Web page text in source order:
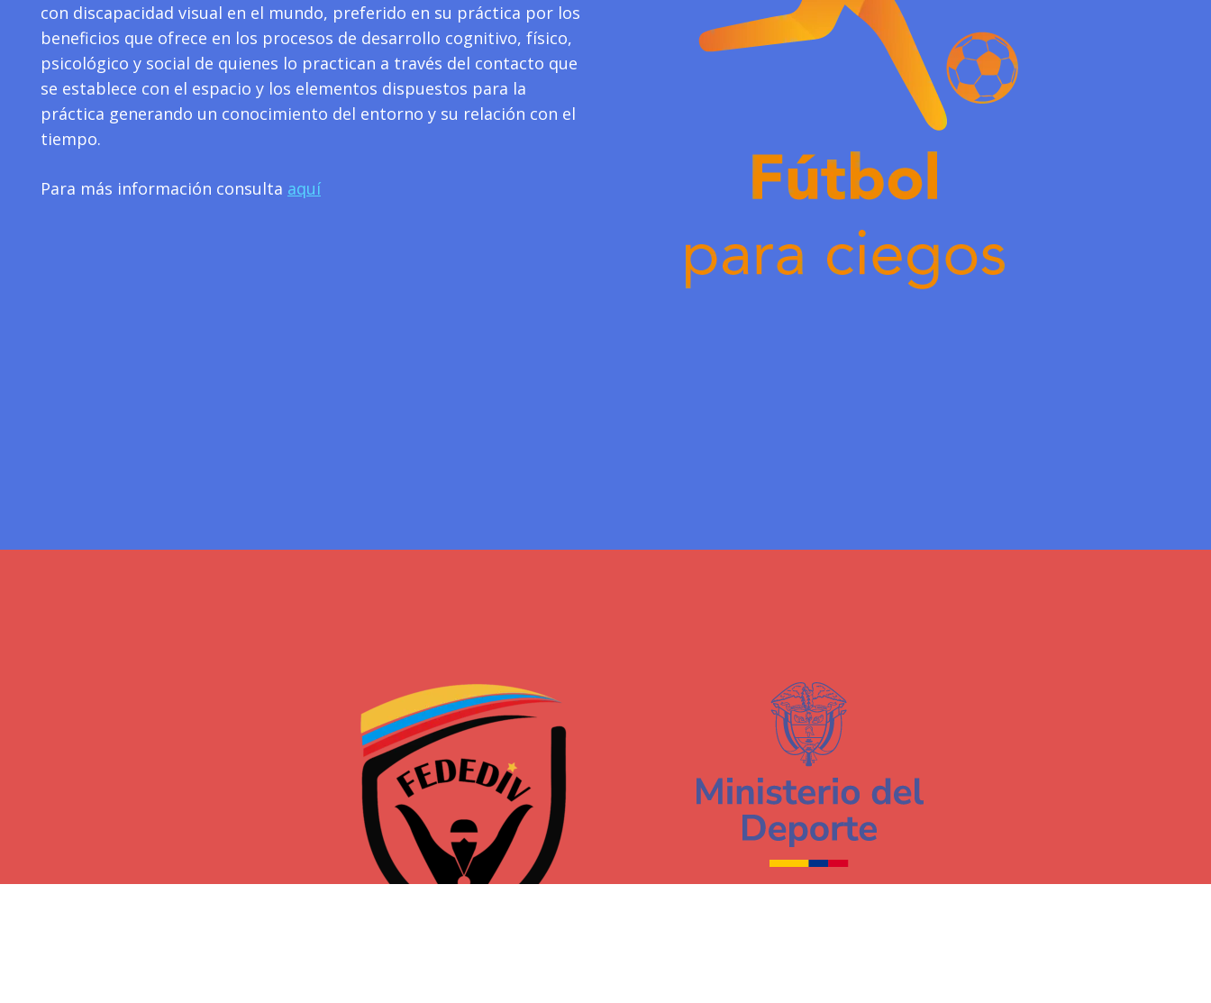
con discapacidad visual en el mundo, preferido en su práctica por los
beneficios que ofrece en los procesos de desarrollo cognitivo, físico,
psicológico y social de quienes lo practican a través del contacto que
se establece con el espacio y los elementos dispuestos para la
práctica generando un conocimiento del entorno y su relación con el
tiempo.
Para más información consulta aquí